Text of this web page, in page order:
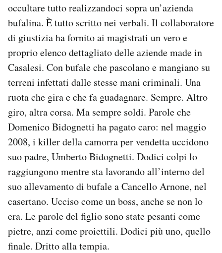
occultare tutto realizzandoci sopra un’azienda
bufalina. È tutto scritto nei verbali. Il collaboratore
di giustizia ha fornito ai magistrati un vero e
proprio elenco dettagliato delle aziende made in
Casalesi. Con bufale che pascolano e mangiano su
terreni infettati dalle stesse mani criminali. Una
ruota che gira e che fa guadagnare. Sempre. Altro
giro, altra corsa. Ma sempre soldi. Parole che
Domenico Bidognetti ha pagato caro: nel maggio
2008, i killer della camorra per vendetta uccidono
suo padre, Umberto Bidognetti. Dodici colpi lo
raggiungono mentre sta lavorando all’interno del
suo allevamento di bufale a Cancello Arnone, nel
casertano. Ucciso come un boss, anche se non lo
era. Le parole del figlio sono state pesanti come
pietre, anzi come proiettili. Dodici più uno, quello
finale. Dritto alla tempia.